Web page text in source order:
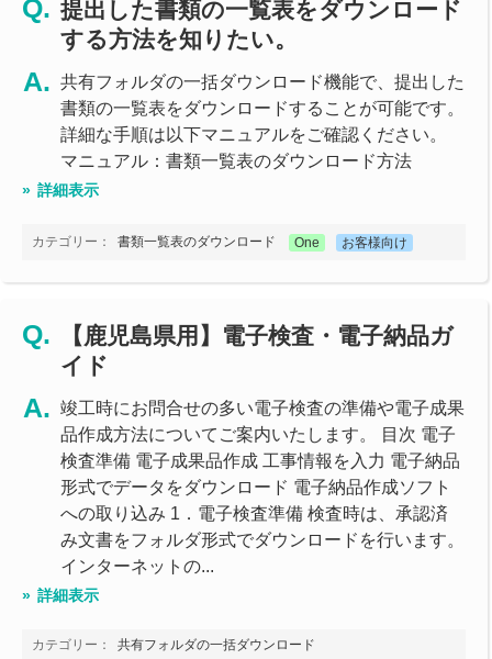
提出した書類の一覧表をダウンロード
する方法を知りたい。
共有フォルダの一括ダウンロード機能で、提出した
書類の一覧表をダウンロードすることが可能です。
詳細な手順は以下マニュアルをご確認ください。
マニュアル：書類一覧表のダウンロード方法
詳細表示
カテゴリー： 書類一覧表のダウンロード One お客様向け
【鹿児島県用】電子検査・電子納品ガ
イド
竣工時にお問合せの多い電子検査の準備や電子成果
品作成方法についてご案内いたします。 目次 電子
検査準備 電子成果品作成 工事情報を入力 電子納品
形式でデータをダウンロード 電子納品作成ソフト
への取り込み 1．電子検査準備 検査時は、承認済
み文書をフォルダ形式でダウンロードを行います。
インターネットの...
詳細表示
カテゴリー：
共有フォルダの一括ダウンロード